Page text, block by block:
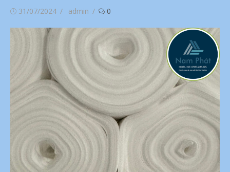
Đăng31/07/2024
Tác
admin 0